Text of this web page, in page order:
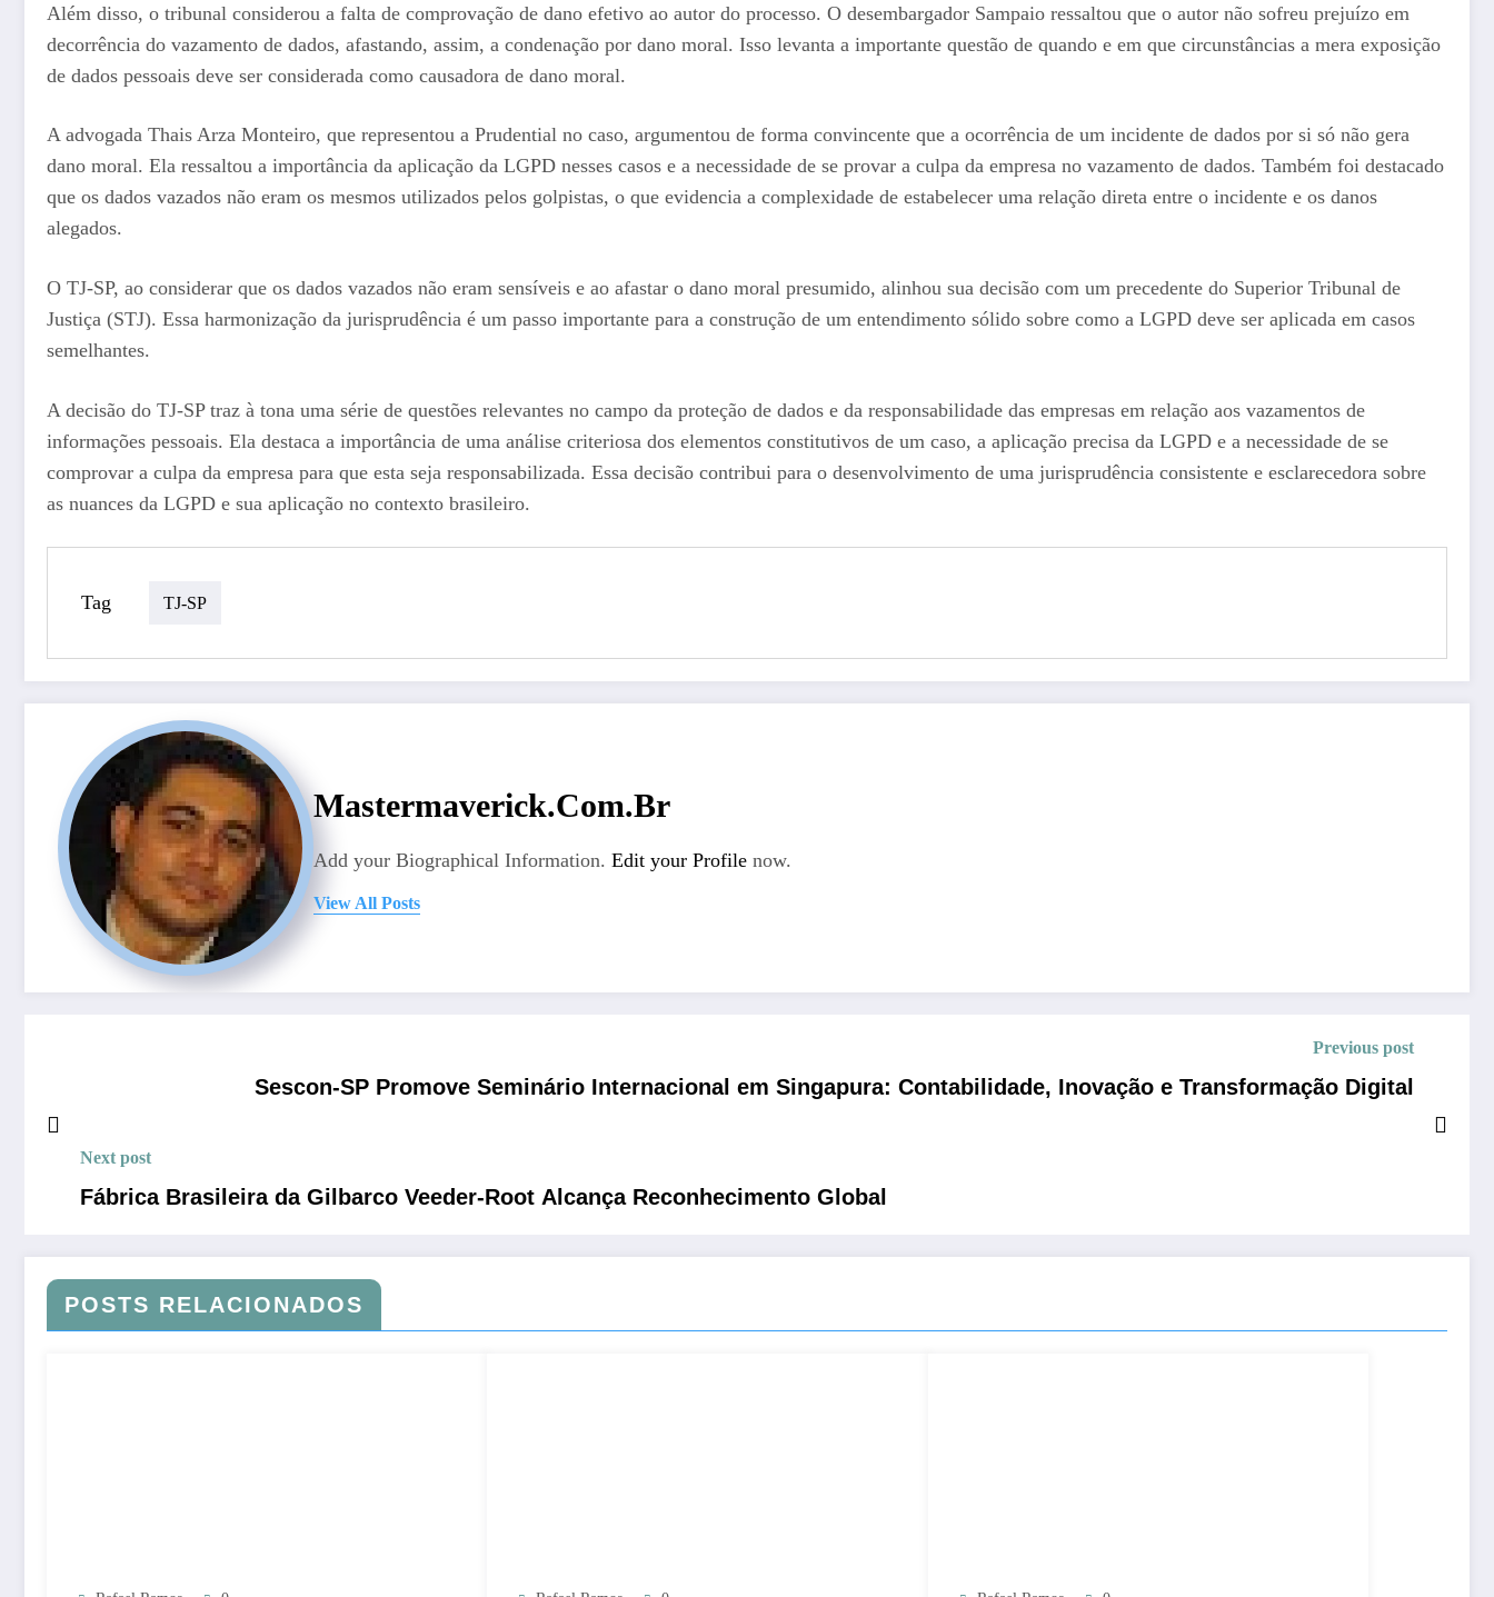
Além disso, o tribunal considerou a falta de comprovação de dano efetivo ao autor do processo. O desembargador Sampaio ressaltou que o autor não sofreu prejuízo em
decorrência do vazamento de dados, afastando, assim, a condenação por dano moral. Isso levanta a importante questão de quando e em que circunstâncias a mera exposição
de dados pessoais deve ser considerada como causadora de dano moral.
A advogada Thais Arza Monteiro, que representou a Prudential no caso, argumentou de forma convincente que a ocorrência de um incidente de dados por si só não gera
dano moral. Ela ressaltou a importância da aplicação da LGPD nesses casos e a necessidade de se provar a culpa da empresa no vazamento de dados. Também foi destacado
que os dados vazados não eram os mesmos utilizados pelos golpistas, o que evidencia a complexidade de estabelecer uma relação direta entre o incidente e os danos
alegados.
O TJ-SP, ao considerar que os dados vazados não eram sensíveis e ao afastar o dano moral presumido, alinhou sua decisão com um precedente do Superior Tribunal de
Justiça (STJ). Essa harmonização da jurisprudência é um passo importante para a construção de um entendimento sólido sobre como a LGPD deve ser aplicada em casos
semelhantes.
A decisão do TJ-SP traz à tona uma série de questões relevantes no campo da proteção de dados e da responsabilidade das empresas em relação aos vazamentos de
informações pessoais. Ela destaca a importância de uma análise criteriosa dos elementos constitutivos de um caso, a aplicação precisa da LGPD e a necessidade de se
comprovar a culpa da empresa para que esta seja responsabilizada. Essa decisão contribui para o desenvolvimento de uma jurisprudência consistente e esclarecedora sobre
as nuances da LGPD e sua aplicação no contexto brasileiro.
Tag TJ-SP
Mastermaverick.com.br
Add your Biographical Information. Edit your Profile now.
View All Posts
Previous post
Sescon-SP Promove Seminário Internacional em Singapura: Contabilidade, Inovação e Transformação Digital
Next post
Fábrica Brasileira da Gilbarco Veeder-Root Alcança Reconhecimento Global
POSTS RELACIONADOS